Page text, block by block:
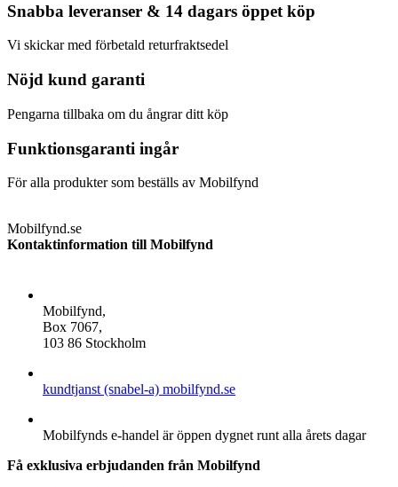
Snabba leveranser & 14 dagars öppet köp
Vi skickar med förbetald returfraktsedel
Nöjd kund garanti
Pengarna tillbaka om du ångrar ditt köp
Funktionsgaranti ingår
För alla produkter som beställs av Mobilfynd
Mobilfynd.se
Kontaktinformation till Mobilfynd
Mobilfynd,
Box 7067,
103 86 Stockholm
kundtjanst (snabel-a) mobilfynd.se
Mobilfynds e-handel är öppen dygnet runt alla årets dagar
Få exklusiva erbjudanden från Mobilfynd